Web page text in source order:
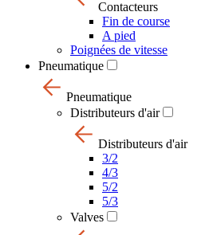
Contacteurs
Fin de course
A pied
Poignées de vitesse
Pneumatique
Pneumatique
Distributeurs d'air
Distributeurs d'air
3/2
4/3
5/2
5/3
Valves